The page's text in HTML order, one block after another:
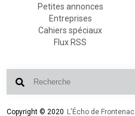
Petites annonces
Entreprises
Cahiers spéciaux
Flux RSS
Copyright © 2020 L'Écho de Frontenac